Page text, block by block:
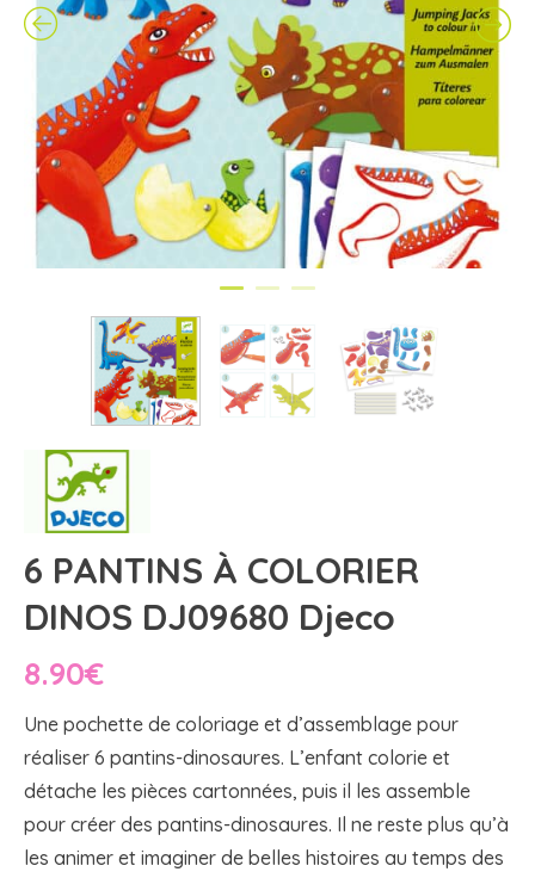
6 PANTINS À COLORIER
DINOS DJ09680 Djeco
8.90€
Une pochette de coloriage et d’assemblage pour
réaliser 6 pantins-dinosaures. L’enfant colorie et
détache les pièces cartonnées, puis il les assemble
pour créer des pantins-dinosaures. Il ne reste plus qu’à
les animer et imaginer de belles histoires au temps des